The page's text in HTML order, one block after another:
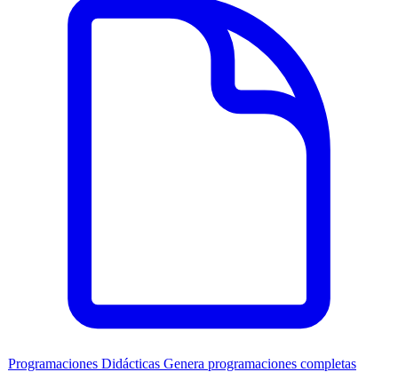
Programaciones Didácticas Genera programaciones completas